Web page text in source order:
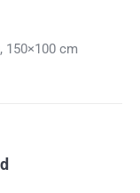
150×100 cm